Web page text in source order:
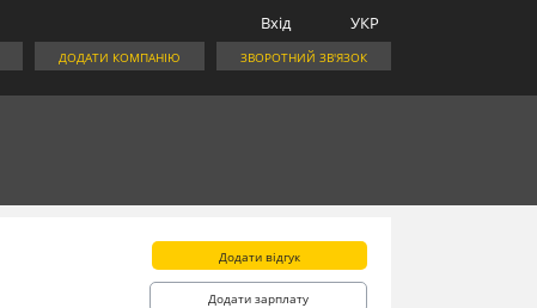
УКР
Вхід
ЗВОРОТНИЙ ЗВ'ЯЗОК
ДОДАТИ КОМПАНІЮ
Додати відгук
Додати зарплату